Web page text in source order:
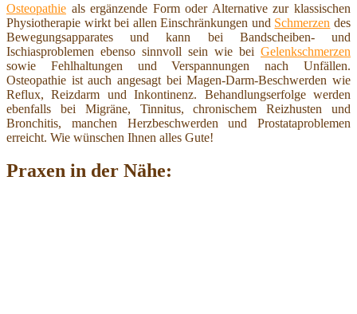
Osteopathie als ergänzende Form oder Alternative zur klassischen
Physiotherapie wirkt bei allen Einschränkungen und Schmerzen des
Bewegungsapparates und kann bei Bandscheiben- und
Ischiasproblemen ebenso sinnvoll sein wie bei Gelenkschmerzen
sowie Fehlhaltungen und Verspannungen nach Unfällen.
Osteopathie ist auch angesagt bei Magen-Darm-Beschwerden wie
Reflux, Reizdarm und Inkontinenz. Behandlungserfolge werden
ebenfalls bei Migräne, Tinnitus, chronischem Reizhusten und
Bronchitis, manchen Herzbeschwerden und Prostataproblemen
erreicht. Wie wünschen Ihnen alles Gute!
Praxen in der Nähe: